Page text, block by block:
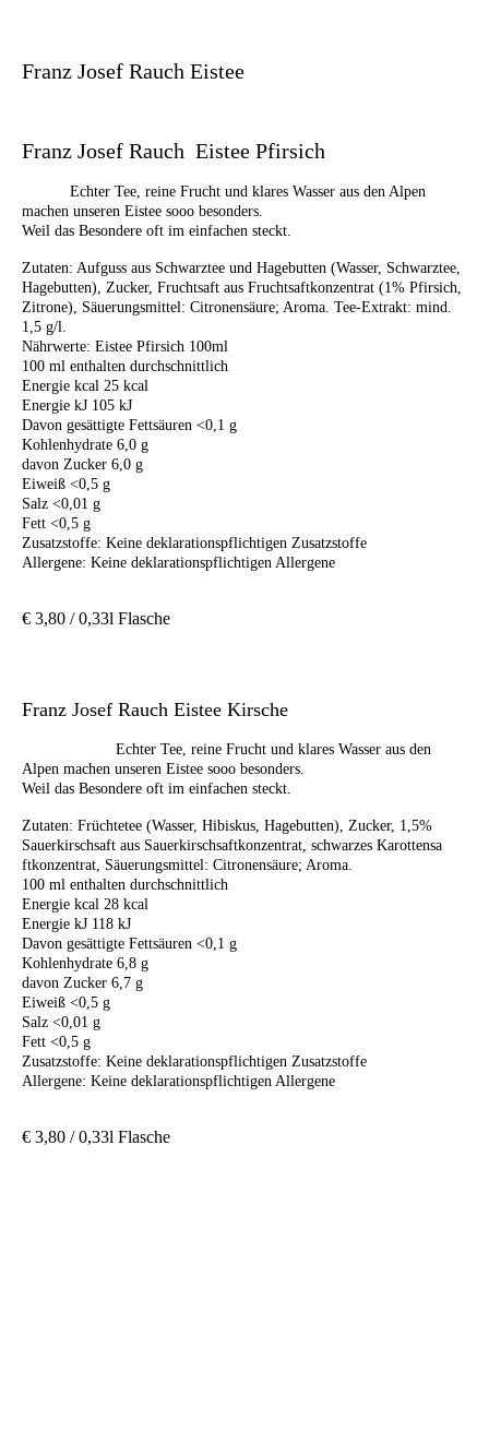
Franz Josef Rauch Eistee
Franz Josef Rauch Eistee Pfirsich
Echter Tee, reine Frucht und klares Wasser aus den Alpen
machen unseren Eistee sooo besonders.
Weil das Besondere oft im einfachen steckt.
Zutaten: Aufguss aus Schwarztee und Hagebutten (Wasser, Schwarztee,
Hagebutten), Zucker, Fruchtsaft aus Fruchtsaftkonzentrat (1% Pfirsich,
Zitrone), Säuerungsmittel: Citronensäure; Aroma. Tee-Extrakt: mind.
1,5 g/l.
Nährwerte: Eistee Pfirsich 100ml
100 ml enthalten durchschnittlich
Energie kcal 25 kcal
Energie kJ 105 kJ
Davon gesättigte Fettsäuren <0,1 g
Kohlenhydrate 6,0 g
davon Zucker 6,0 g
Eiweiß <0,5 g
Salz <0,01 g
Fett <0,5 g
Zusatzstoffe: Keine deklarationspflichtigen Zusatzstoffe
Allergene: Keine deklarationspflichtigen Allergene
€ 3,80 / 0,33l Flasche
Franz Josef Rauch Eistee Kirsche
Echter Tee, reine Frucht und klares Wasser aus den
Alpen machen unseren Eistee sooo besonders.
Weil das Besondere oft im einfachen steckt.
Zutaten: Früchtetee (Wasser, Hibiskus, Hagebutten), Zucker, 1,5%
Sauerkirschsaft aus Sauerkirschsaftkonzentrat, schwarzes Karottensa
ftkonzentrat, Säuerungsmittel: Citronensäure; Aroma.
100 ml enthalten durchschnittlich
Energie kcal 28 kcal
Energie kJ 118 kJ
Davon gesättigte Fettsäuren <0,1 g
Kohlenhydrate 6,8 g
davon Zucker 6,7 g
Eiweiß <0,5 g
Salz <0,01 g
Fett <0,5 g
Zusatzstoffe: Keine deklarationspflichtigen Zusatzstoffe
Allergene: Keine deklarationspflichtigen Allergene
€ 3,80 / 0,33l Flasche